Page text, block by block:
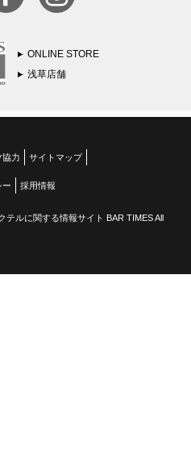
ONLINE STORE
浅草店舗
協力 サイトマップ
ー 採用情報
テルに関する情報サイト BAR TIMES All